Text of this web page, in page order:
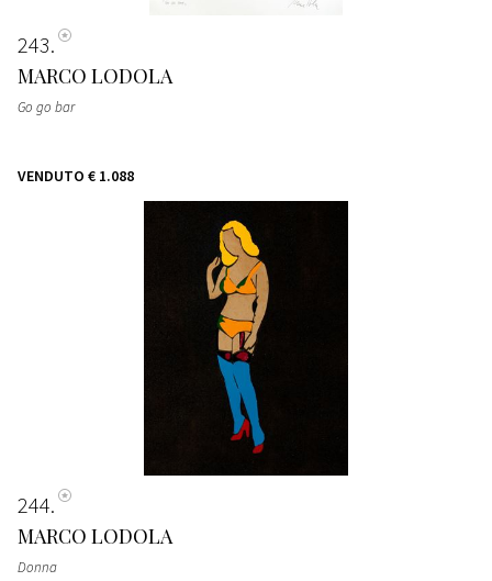
243
MARCO LODOLA
Go go bar
VENDUTO € 1.088
244
MARCO LODOLA
Donna